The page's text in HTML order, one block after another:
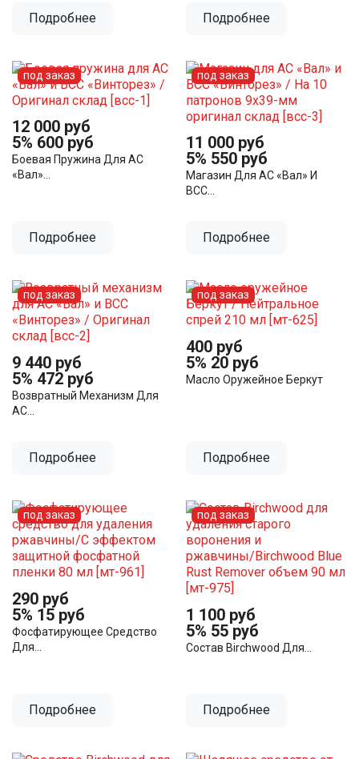
Подробнее Подробнее
12 000 руб
5% 600 руб
Боевая Пружина Для АС
«Вал»...
Подробнее
под заказ
11 000 руб
5% 550 руб
Магазин Для АС «Вал» И
ВСС...
Подробнее
под заказ
9 440 руб
5% 472 руб
Возвратный Механизм Для
АС...
Подробнее
под заказ
400 руб
5% 20 руб
Масло Оружейное Беркут
Подробнее
под заказ
290 руб
5% 15 руб
Фосфатирующее Средство
Для...
Подробнее
под заказ
1 100 руб
5% 55 руб
Состав Birchwood Для...
Подробнее
под заказ